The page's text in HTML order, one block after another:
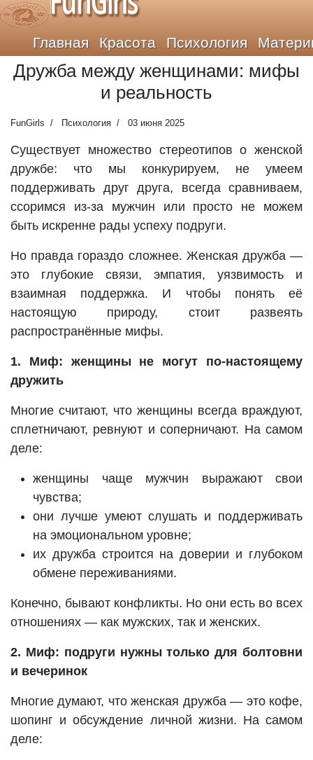
Главная Красота Психология
Дружба между женщинами: мифы
и реальность
FunGirls Психология 03 июня 2025
Существует множество стереотипов о женской
дружбе: что мы конкурируем, не умеем
поддерживать друг друга, всегда сравниваем,
ссоримся из-за мужчин или просто не можем
быть искренне рады успеху подруги.
Но правда гораздо сложнее. Женская дружба —
это глубокие связи, эмпатия, уязвимость и
взаимная поддержка. И чтобы понять её
настоящую природу, стоит развеять
распространённые мифы.
1. Миф: женщины не могут по-настоящему
дружить
Многие считают, что женщины всегда враждуют,
сплетничают, ревнуют и соперничают. На самом
деле:
женщины чаще мужчин выражают свои
чувства;
они лучше умеют слушать и поддерживать
на эмоциональном уровне;
их дружба строится на доверии и глубоком
обмене переживаниями.
Конечно, бывают конфликты. Но они есть во всех
отношениях — как мужских, так и женских.
2. Миф: подруги нужны только для болтовни
и вечеринок
Многие думают, что женская дружба — это кофе,
шопинг и обсуждение личной жизни. На самом
деле: